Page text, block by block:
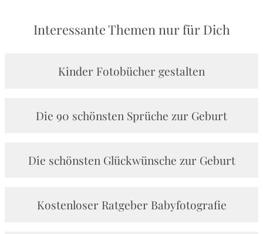
Interessante Themen nur für Dich
Kinder Fotobücher gestalten
Die 90 schönsten Sprüche zur Geburt
Die schönsten Glückwünsche zur Geburt
Kostenloser Ratgeber Babyfotografie